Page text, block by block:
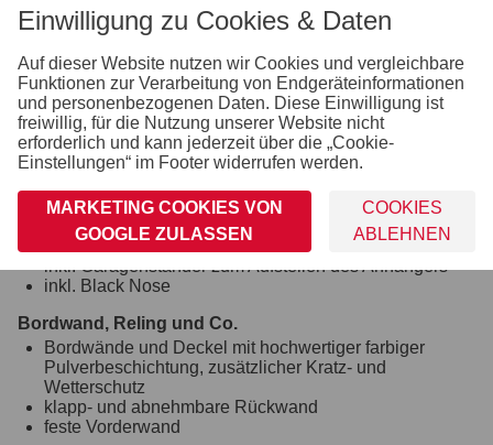
Räder und Achsen
wartungsfreie Kompaktradlager
robuste Gummifederachse
stoßfeste Kunststoffkotflügel
Fahrgestell & Rahmen
V-Deichsel
Sicherheitsfahrgestell mit Kippdeichsel
optimale Straßenlage durch teststreckengeprüftes
Fahrgestell mit STEMA Sicherheits-V-Deichsel
Zugkugelkupplung mit Sicherheitsanzeige
Sonstiges
inkl. Garagenständer zum Aufstellen des Anhängers
inkl. Black Nose
Bordwand, Reling und Co.
Bordwände und Deckel mit hochwertiger farbiger
Pulverbeschichtung, zusätzlicher Kratz- und
Wetterschutz
klapp- und abnehmbare Rückwand
feste Vorderwand
Einwilligung zu Cookies & Daten
Auf dieser Website nutzen wir Cookies und vergleichbare
Funktionen zur Verarbeitung von Endgeräteinformationen
und personenbezogenen Daten. Diese Einwilligung ist
freiwillig, für die Nutzung unserer Website nicht
erforderlich und kann jederzeit über die „Cookie-
Einstellungen“ im Footer widerrufen werden.
MARKETING COOKIES VON
GOOGLE ZULASSEN
COOKIES
ABLEHNEN